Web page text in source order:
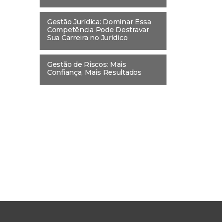
Gestão Jurídica: Dominar Essa
Competência Pode Destravar
Sua Carreira no Jurídico
Gestão de Riscos: Mais
Confiança, Mais Resultados